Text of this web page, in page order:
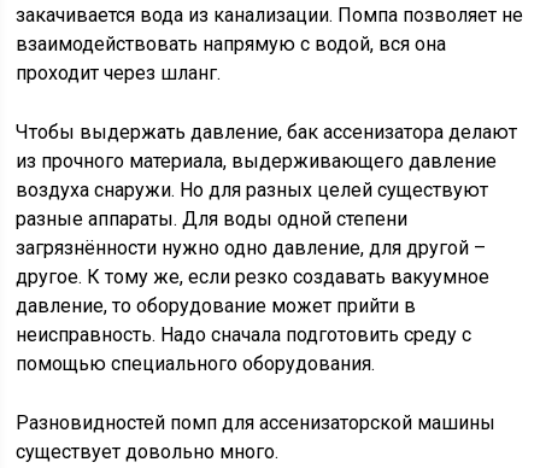
закачивается вода из канализации. Помпа позволяет не
взаимодействовать напрямую с водой, вся она
проходит через шланг.
Чтобы выдержать давление, бак ассенизатора делают
из прочного материала, выдерживающего давление
воздуха снаружи. Но для разных целей существуют
разные аппараты. Для воды одной степени
загрязнённости нужно одно давление, для другой –
другое. К тому же, если резко создавать вакуумное
давление, то оборудование может прийти в
неисправность. Надо сначала подготовить среду с
помощью специального оборудования.
Разновидностей помп для ассенизаторской машины
существует довольно много.